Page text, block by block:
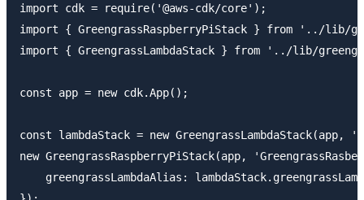
import cdk = require('@aws-cdk/core');
import { GreengrassRaspberryPiStack } from '../lib/
import { GreengrassLambdaStack } from '../lib/
const app = new cdk.App();
const lambdaStack = new GreengrassLambdaStack(app,
new GreengrassRaspberryPiStack(app,
greengrassLambdaAlias: